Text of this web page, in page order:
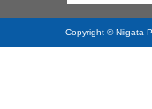
Copyright © Niigata